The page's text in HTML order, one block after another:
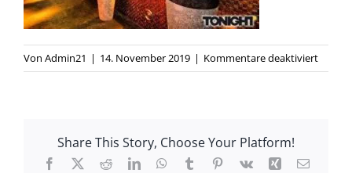
Von Admin21 | 14. November 2019 | Kommentare deaktiviertfür
Share This Story, Choose Your Platform!
Facebook
X RedditLinkedInWhatsApp
TumblrPinterest
Vk Xing E-